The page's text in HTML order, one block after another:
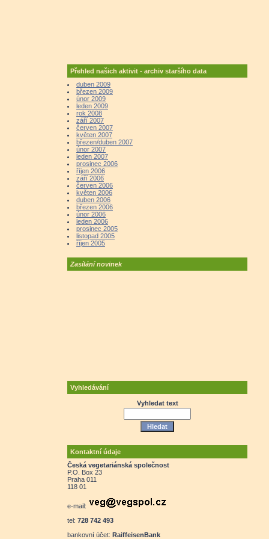
Přehled našich aktivit - archiv staršího data
duben 2009
březen 2009
únor 2009
leden 2009
rok 2008
září 2007
červen 2007
květen 2007
březen/duben 2007
únor 2007
leden 2007
prosinec 2006
říjen 2006
září 2006
červen 2006
květen 2006
duben 2006
březen 2006
únor 2006
leden 2006
prosinec 2005
listopad 2005
říjen 2005
Zasílání novinek
Vyhledávání
Vyhledat text
Kontaktní údaje
Česká vegetariánská společnost
P.O. Box 23
Praha 011
118 01
e-mail:
tel: 728 742 493
bankovní účet: RaiffeisenBank